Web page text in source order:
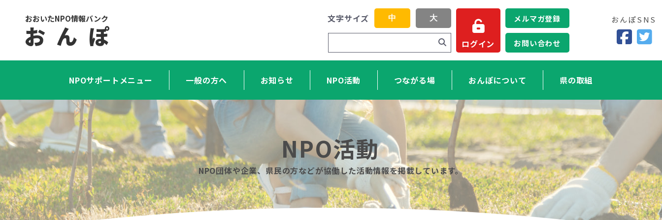
おおいたNPO情報バンク
お ん ぽ
文字サイズ 中 大
ログイン
NPOサポートメニュー 一般の方へ お知らせ NPO活動 つながる場 おんぽについて 県の取組
メルマガ登録
お問い合わせ
おんぽSNS
NPO活動
NPO団体や企業、県民の方などが協働した活動情報を掲載しています。